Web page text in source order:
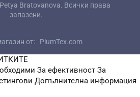
Petya Bratovanova. Всички права
запазени.
от: PlumTex.com
За ефективност За
Допълнителна информация